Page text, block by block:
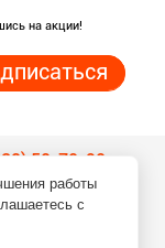
на акции!
50-70-90
по телефонам
работы
с